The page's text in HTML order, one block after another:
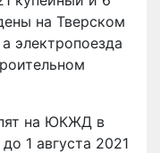
на Тверском
электропоезда
на ЮКЖД в
1 августа 2021